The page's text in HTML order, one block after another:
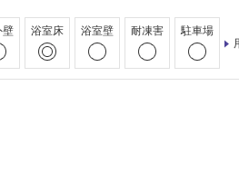
壁 浴室床 浴室壁 耐凍害
駐車場